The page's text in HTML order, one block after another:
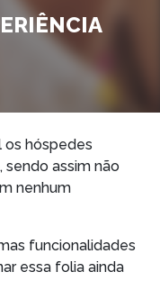
os hóspedes
assim não
nenhum
funcionalidades
essa folia ainda